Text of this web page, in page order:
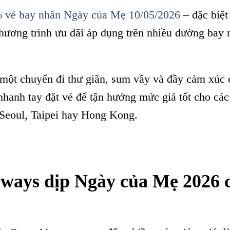
bay nhân Ngày của Mẹ 10/05/2026 – đặc
trình ưu đãi áp dụng trên nhiều đường bay
chuyến đi thư giãn, sum vầy và đầy cảm xúc
tay đặt vé để tận hưởng mức giá tốt cho
Taipei hay Hong Kong.
dịp Ngày của Mẹ 2026